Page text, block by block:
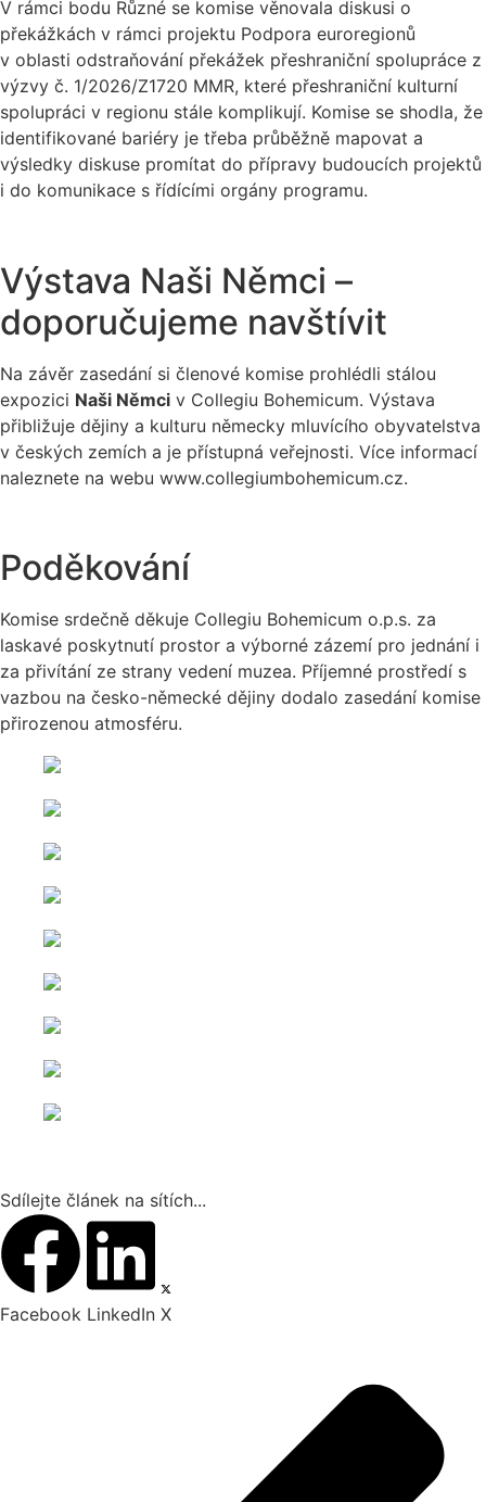
V rámci bodu Různé se komise věnovala diskusi o
překážkách v rámci projektu Podpora euroregionů
v oblasti odstraňování překážek přeshraniční spolupráce z
výzvy č. 1/2026/Z1720 MMR, které přeshraniční kulturní
spolupráci v regionu stále komplikují. Komise se shodla, že
identifikované bariéry je třeba průběžně mapovat a
výsledky diskuse promítat do přípravy budoucích projektů
i do komunikace s řídícími orgány programu.
Výstava Naši Němci –
doporučujeme navštívit
Na závěr zasedání si členové komise prohlédli stálou
expozici Naši Němci v Collegiu Bohemicum. Výstava
přibližuje dějiny a kulturu německy mluvícího obyvatelstva
v českých zemích a je přístupná veřejnosti. Více informací
naleznete na webu www.collegiumbohemicum.cz.
Poděkování
Komise srdečně děkuje Collegiu Bohemicum o.p.s. za
laskavé poskytnutí prostor a výborné zázemí pro jednání i
za přivítání ze strany vedení muzea. Příjemné prostředí s
vazbou na česko-německé dějiny dodalo zasedání komise
přirozenou atmosféru.
Sdílejte článek na sítích...
Facebook LinkedIn X